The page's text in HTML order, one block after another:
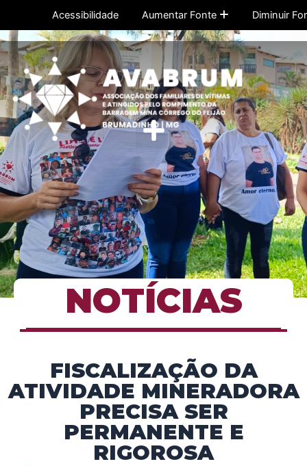
o
conteúdo
Acessibilidade Aumentar Fonte Diminuir
Menu
NOTÍCIAS
FISCALIZAÇÃO DA
ATIVIDADE MINERADORA
PRECISA SER
PERMANENTE E
RIGOROSA